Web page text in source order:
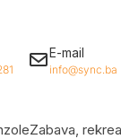
E-mail
info@sync.ba
Zabava,